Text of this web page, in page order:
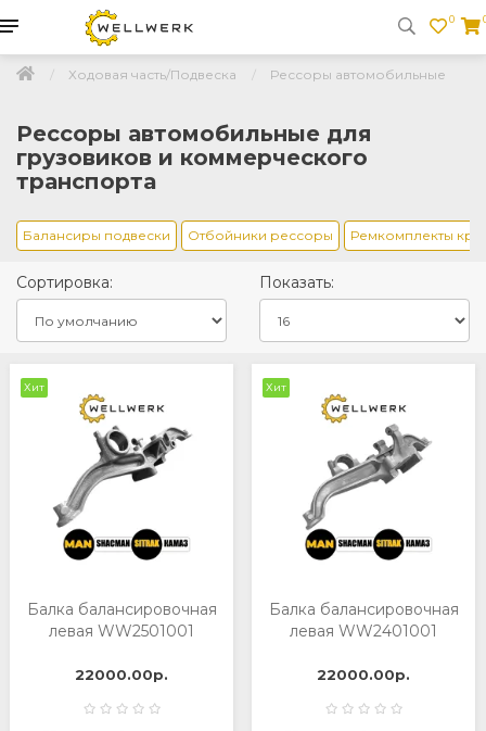
0
Ходовая часть/Подвеска Рессоры автомобильные
Рессоры автомобильные для
грузовиков и коммерческого
транспорта
Балансиры подвески Отбойники рессоры Ремкомплекты
Сортировка: Показать:
Хит
Балка балансировочная
левая WW2501001
22000.00р.
Хит
Балка балансировочная
левая WW2401001
22000.00р.